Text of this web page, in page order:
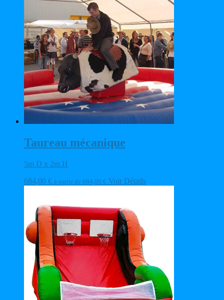
Taureau mécanique
5m D x 2m H
684,00 € à partir de 684,00 € Voir Détails